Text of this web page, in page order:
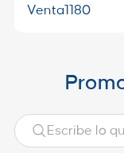
Venta1180